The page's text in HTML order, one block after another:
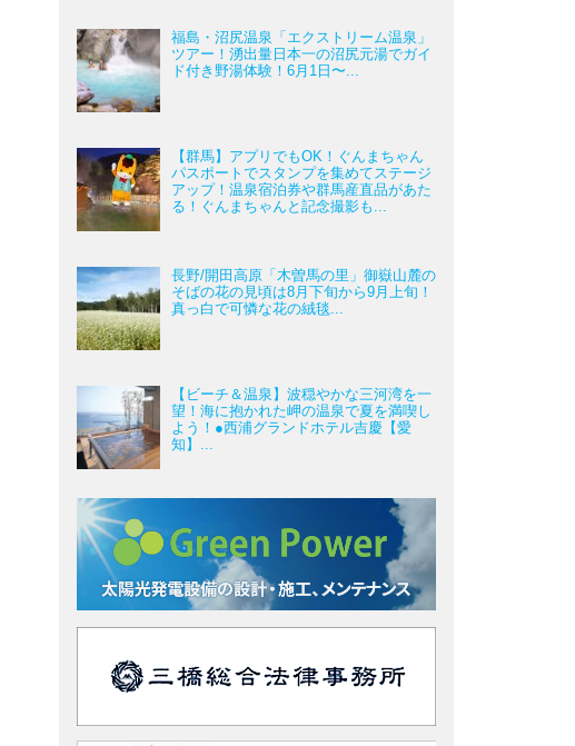
福島・沼尻温泉「エクストリーム温泉」
ツアー！湧出量日本一の沼尻元湯でガイ
ド付き野湯体験！6月1日〜...
【群馬】アプリでもOK！ぐんまちゃん
パスポートでスタンプを集めてステージ
アップ！温泉宿泊券や群馬産直品があた
る！ぐんまちゃんと記念撮影も...
長野/開田高原「木曽馬の里」御嶽山麓の
そばの花の見頃は8月下旬から9月上旬！
真っ白で可憐な花の絨毯...
【ビーチ＆温泉】波穏やかな三河湾を一
望！海に抱かれた岬の温泉で夏を満喫し
よう！●西浦グランドホテル吉慶【愛
知】...